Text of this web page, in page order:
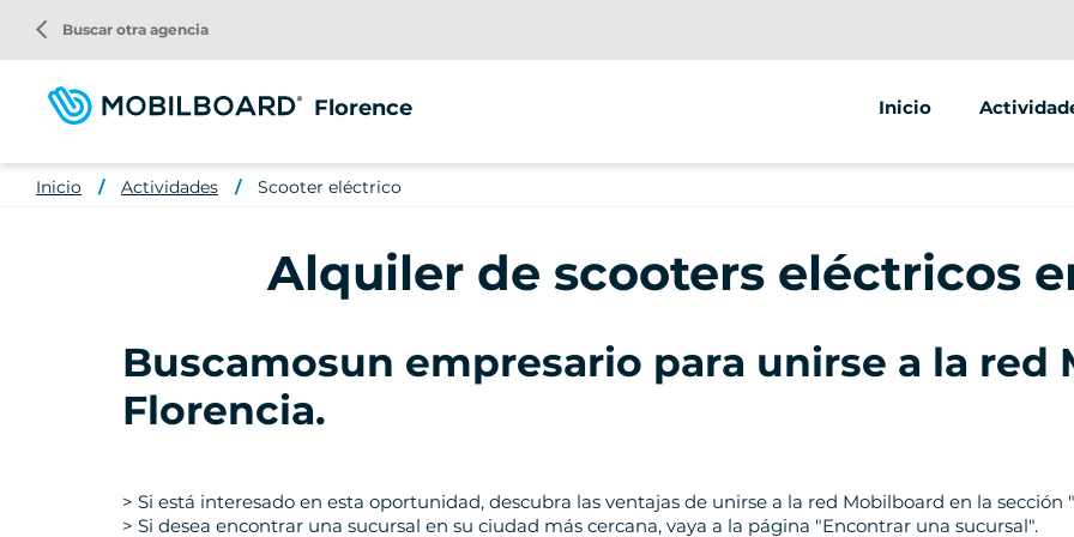
contenido
principal
Florence Inicio
Segway
Bicicleta
arrow_back_ios Buscar otra agencia
Inicio Actividades Scooter eléctrico
Alquiler de scooters eléctricos
Buscamosun empresario para unirse a la red
Florencia.
> Si está interesado en esta oportunidad, descubra las ventajas de unirse a la red Mobilboard en la sección
> Si desea encontrar una sucursal en su ciudad más cercana, vaya a la página "Encontrar una sucursal".